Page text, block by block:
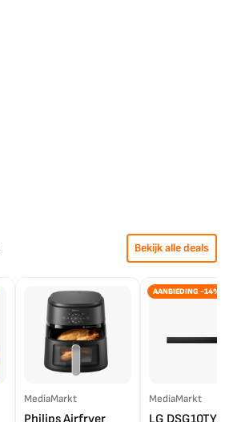
Bekijk alle deals
MediaMarkt
AANBIEDING -14%
MediaMarkt